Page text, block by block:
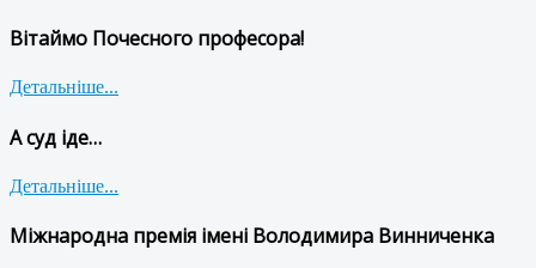
Вітаймо Почесного професора!
Детальніше...
А суд іде…
Детальніше...
Міжнародна премія імені Володимира Винниченка